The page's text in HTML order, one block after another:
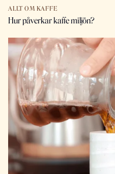
ALLT OM KAFFE
Hur påverkar kaffe miljön?